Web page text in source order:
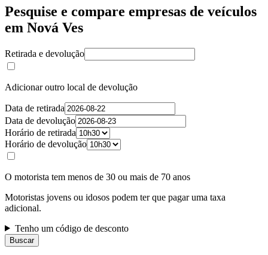
Pesquise e compare empresas de veículos
em Nová Ves
Retirada e devolução
Adicionar outro local de devolução
Data de retirada
Data de devolução
Horário de retirada
Horário de devolução
O motorista tem menos de 30 ou mais de 70 anos
Motoristas jovens ou idosos podem ter que pagar uma taxa
adicional.
Tenho um código de desconto
Buscar